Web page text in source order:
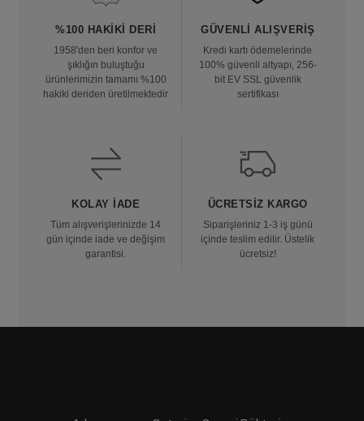
%100 HAKIKI DERI
1958'den beri konfor ve
şıklığın buluştuğu
ürünlerimizin tamamı %100
hakiki deriden üretilmektedir
GÜVENLI ALIŞVERIŞ
Kredi kartı ödemelerinde
100% güvenli altyapı, 256-
bit EV SSL güvenlik
sertifikası
KOLAY İADE
Tüm alışverişlerinizde 14
gün içinde iade ve değişim
garantisi.
ÜCRETSIZ KARGO
Siparişleriniz 1-3 iş günü
içinde teslim edilir. Üstelik
ücretsiz!